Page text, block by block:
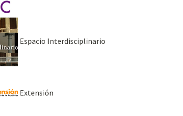
Espacio Interdisciplinario
Extensión